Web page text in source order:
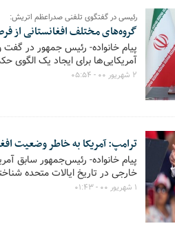
رئیسی در گفتگوی تلفنی صدراعظم اتریش:
گروه‌های مختلف افغانستانی از
پیام خانواده- رئیس جمهور در
آمریکایی‌ها برای ایجاد یک الگوی
۲ شهریور ۰۰ - ۰۵:۵۴
ترامپ: آمریکا به خاطر وضعیت
پیام خانواده- رئیس‌جمهور سابق
خارجی در تاریخ ایالات متحده
۱ شهریور ۰۰ - ۰۱:۴۳